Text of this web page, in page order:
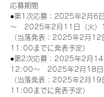
応募期間
●第1次応募：2025年2月6
～　2025年2月11日（火
（当落発表：2025年2月12
11:00までに発表予定）
●第2次応募：2025年2月14
12:00～　2025年2月18
（当落発表：2025年2月19
11:00までに発表予定）